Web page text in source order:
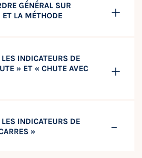
GÉNÉRAL SUR
LA MÉTHODE
INDICATEURS DE
» ET « CHUTE AVEC
INDICATEURS DE
»